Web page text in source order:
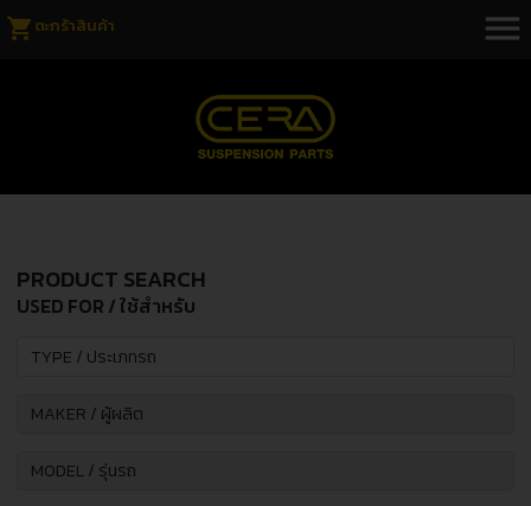
shopping_cart ตะกร้าสินค้า menu
PRODUCT SEARCH
USED FOR / ใช้สำหรับ